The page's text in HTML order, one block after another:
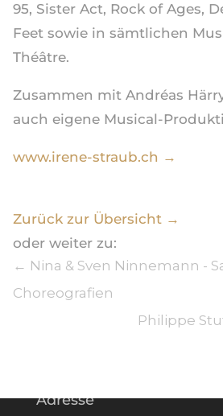
95, Sister Act, Rock of Ages,
Feet sowie in sämtlichen
Théâtre.
Zusammen mit Andréas
auch eigene Musical-
www.irene-straub.ch →
Zurück zur Übersicht →
oder weiter zu:
← Nina & Sven Ninnemann -
Choreografien
Philippe
Adresse